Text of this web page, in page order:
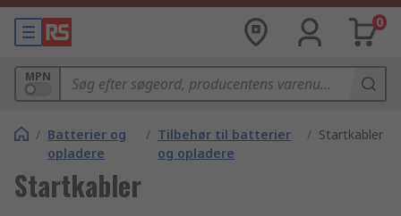
0
MPN
/ Batterier og
opladere
/ Tilbehør til batterier
og opladere
/ Startkabler
Startkabler